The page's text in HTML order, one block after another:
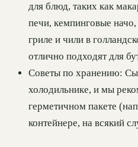
для блюд, таких как
печи, кемпинговые
гриле и чили в
отлично подходят для
Советы по хранению:
холодильнике, и мы
герметичном пакете
контейнере, на всякий